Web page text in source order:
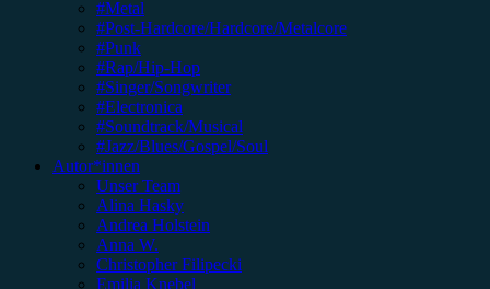
#Metal
#Post-Hardcore/Hardcore/Metalcore
#Punk
#Rap/Hip-Hop
#Singer/Songwriter
#Electronica
#Soundtrack/Musical
#Jazz/Blues/Gospel/Soul
Autor*innen
Unser Team
Alina Hasky
Andrea Holstein
Anna W.
Christopher Filipecki
Emilia Knebel